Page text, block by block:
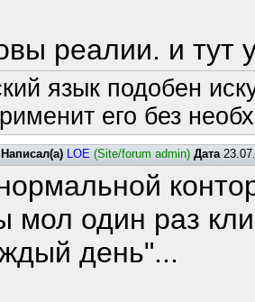
реалии. и тут
язык подобен
его без
Написал(а) LOE (Site/forum admin) Дата
мол один раз
день"...